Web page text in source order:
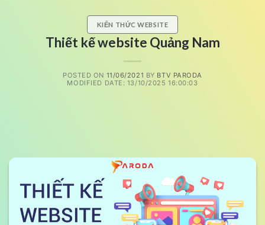
KIẾN THỨC WEBSITE
Thiết kế website Quảng Nam
POSTED ON 11/06/2021 BY BTV PARODA
MODIFIED DATE: 13/10/2025 16:00:03